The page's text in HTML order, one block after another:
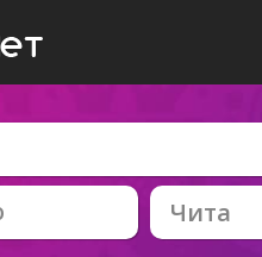
Чита